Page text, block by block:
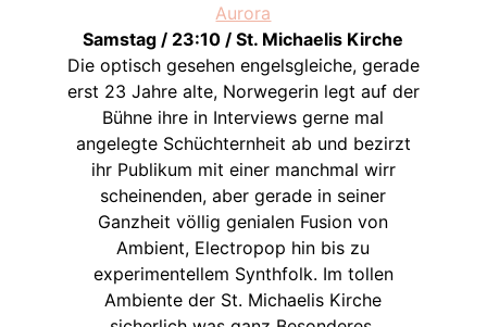
Aurora
Samstag / 23:10 / St. Michaelis Kirche
Die optisch gesehen engelsgleiche, gerade
erst 23 Jahre alte, Norwegerin legt auf der
Bühne ihre in Interviews gerne mal
angelegte Schüchternheit ab und bezirzt
ihr Publikum mit einer manchmal wirr
scheinenden, aber gerade in seiner
Ganzheit völlig genialen Fusion von
Ambient, Electropop hin bis zu
experimentellem Synthfolk. Im tollen
Ambiente der St. Michaelis Kirche